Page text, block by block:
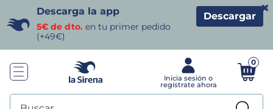
Descarga la app
5€ de dto. en tu primer pedido
(+49€)
Descargar
×
0
Buscar...